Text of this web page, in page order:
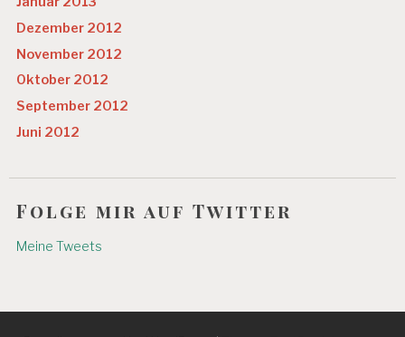
Dezember 2012
November 2012
Oktober 2012
September 2012
Juni 2012
Folge mir auf Twitter
Meine Tweets